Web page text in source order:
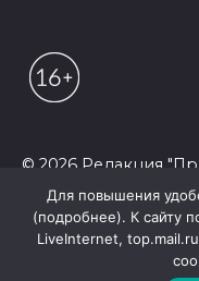
© 2026 Редакция
Для повышения
(подробнее). К сайту
LiveInternet,